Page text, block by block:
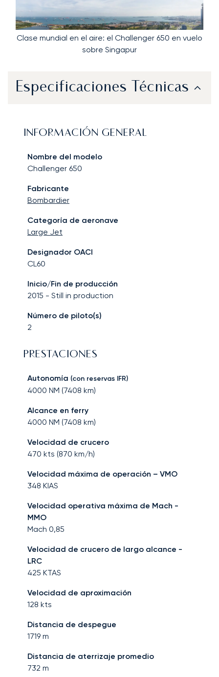
Clase mundial en el aire: el Challenger 650 en vuelo
sobre Singapur
Especificaciones Técnicas
INFORMACIÓN GENERAL
Nombre del modelo
Challenger 650
Fabricante
Bombardier
Categoría de aeronave
Large Jet
Designador OACI
CL60
Inicio/Fin de producción
2015 - Still in production
Número de piloto(s)
2
PRESTACIONES
Autonomía (con reservas IFR)
4000 NM (7408 km)
Alcance en ferry
4000 NM (7408 km)
Velocidad de crucero
470 kts (870 km/h)
Velocidad máxima de operación – VMO
348 KIAS
Velocidad operativa máxima de Mach -
MMO
Mach 0,85
Velocidad de crucero de largo alcance -
LRC
425 KTAS
Velocidad de aproximación
128 kts
Distancia de despegue
1719 m
Distancia de aterrizaje promedio
732 m